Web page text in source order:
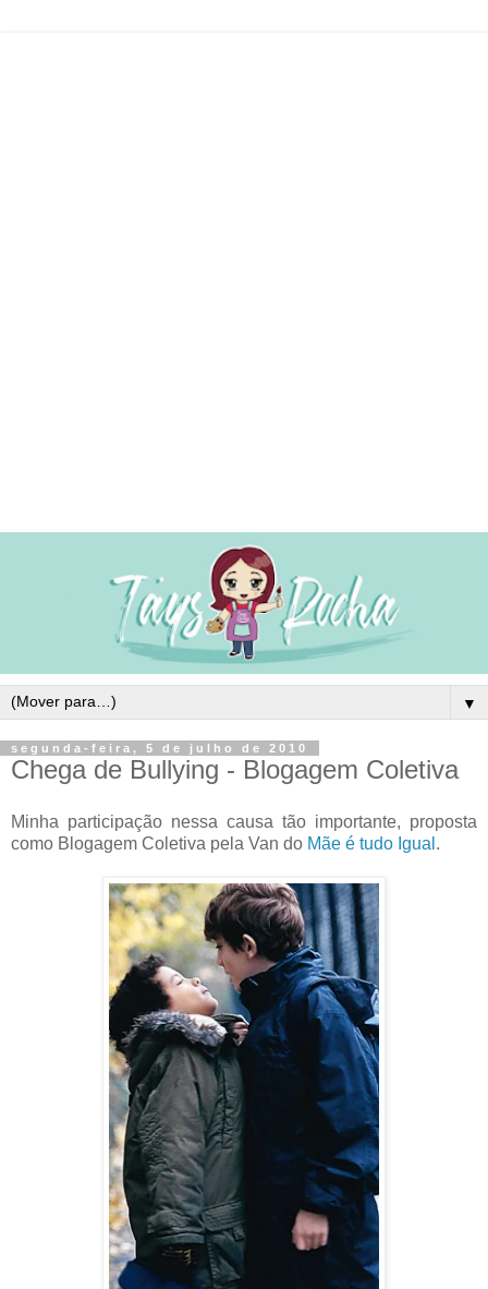
▼
segunda-feira, 5 de julho de 2010
Chega de Bullying - Blogagem Coletiva
Minha participação nessa causa tão importante, proposta
como Blogagem Coletiva pela Van do Mãe é tudo Igual .